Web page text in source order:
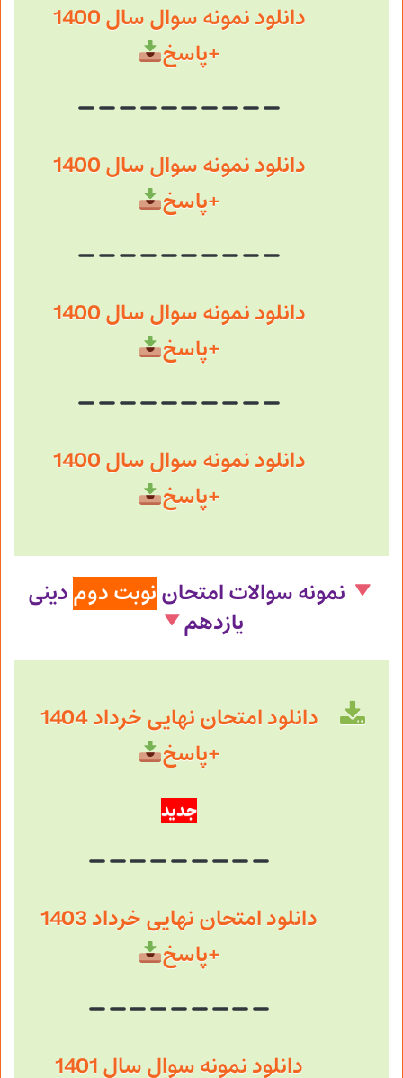
دانلود نمونه سوال سال 1400
+پاسخ
دانلود نمونه سوال سال 1400
+پاسخ
دانلود نمونه سوال سال 1400
+پاسخ
دانلود نمونه سوال سال 1400
+پاسخ
نمونه سوالات امتحاننوبت دومدینی
یازدهم
دانلود امتحان نهایی خرداد 1404
+پاسخ
جدید
دانلود امتحان نهایی خرداد 1403
+پاسخ
دانلود نمونه سوال سال 1401